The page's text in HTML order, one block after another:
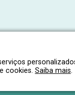
cookies. Saiba mais.